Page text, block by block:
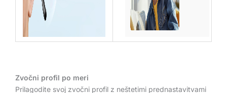
Zvočni profil po meri
Prilagodite svoj zvočni profil z neštetimi prednastavitvami